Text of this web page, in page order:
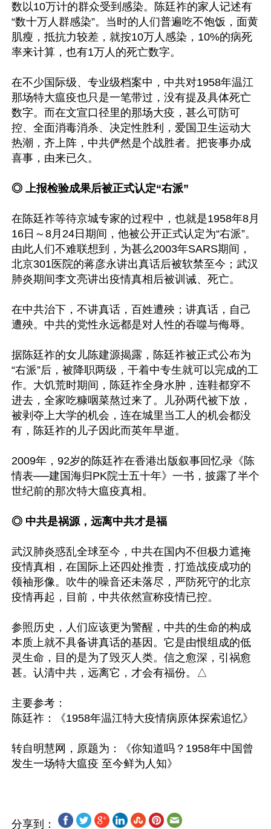
数以10万计的群众受到感染。陈廷祚的家人记述有
“数十万人群感染”。当时的人们普遍吃不饱饭，面黄
肌瘦，抵抗力较差，就按10万人感染，10%的病死
率来计算，也有1万人的死亡数字。
在不少国际级、专业级档案中，中共对1958年温江
那场特大瘟疫也只是一笔带过，没有提及具体死亡
数字。而在文宣口径里的那场大疫，甚么可防可
控、全面消毒消杀、决定性胜利，爱国卫生运动大
热潮，齐上阵，中共俨然是个战胜者。把丧事办成
喜事，由来已久。
◎ 上报检验成果后被正式认定“右派”
在陈廷祚等待京城专家的过程中，也就是1958年8月
16日～8月24日期间，他被公开正式认定为“右派”。
由此人们不难联想到，为甚么2003年SARS期间，
北京301医院的蒋彦永讲出真话后被软禁至今；武汉
肺炎期间李文亮讲出疫情真相后被训诫、死亡。
在中共治下，不讲真话，百姓遭殃；讲真话，自己
遭殃。中共的党性永远都是对人性的吞噬与侮辱。
据陈廷祚的女儿陈建源揭露，陈廷祚被正式公布为
“右派”后，被降职两级，干着中专生就可以完成的工
作。大饥荒时期间，陈廷祚全身水肿，连鞋都穿不
进去，全家吃糠咽菜熬过来了。儿孙两代被下放，
被剥夺上大学的机会，连在城里当工人的机会都没
有，陈廷祚的儿子因此而英年早逝。
2009年，92岁的陈廷祚在香港出版叙事回忆录《陈
情表──建国海归PK院士五十年》一书，披露了半个
世纪前的那次特大瘟疫真相。
◎ 中共是祸源，远离中共才是福
武汉肺炎惑乱全球至今，中共在国内不但极力遮掩
疫情真相，在国际上还四处推责，打造战疫成功的
领袖形像。吹牛的噪音还未落尽，严防死守的北京
疫情再起，目前，中共依然宣称疫情已控。
参照历史，人们应该更为警醒，中共的生命的构成
本质上就不具备讲真话的基因。它是由恨组成的低
灵生命，目的是为了毁灭人类。信之愈深，引祸愈
甚。认清中共，远离它，才会有福份。△
主要参考：
陈廷祚：《1958年温江特大疫情病原体探索追忆》
转自明慧网，原题为：《你知道吗？1958年中国曾
分享到：